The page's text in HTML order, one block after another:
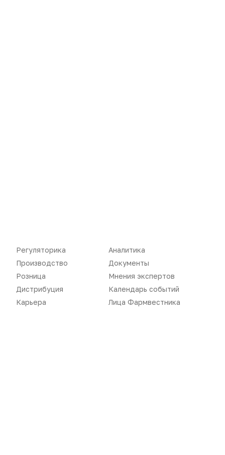
Розница
Дистрибуция
Карьера
Аналитика
Газета
Оформить подписку
Архив номеров
Регуляторика
Производство
Розница
Дистрибуция
Карьера
Аналитика
Документы
Мнения экспертов
Календарь событий
Лица Фармвестника